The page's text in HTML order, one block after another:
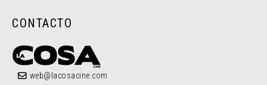
CONTACTO
web@lacosacine.com